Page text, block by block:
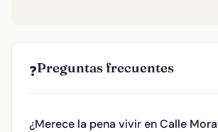
❓Preguntas frecuentes
¿Merece la pena vivir en Calle